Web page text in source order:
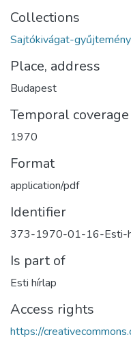
Collections
Sajtókivágat-gyűjtemény
Place, address
Budapest
Temporal coverage
1970
Format
application/pdf
Identifier
373-1970-01-16-Esti-
Is part of
Esti hírlap
Access rights
https://